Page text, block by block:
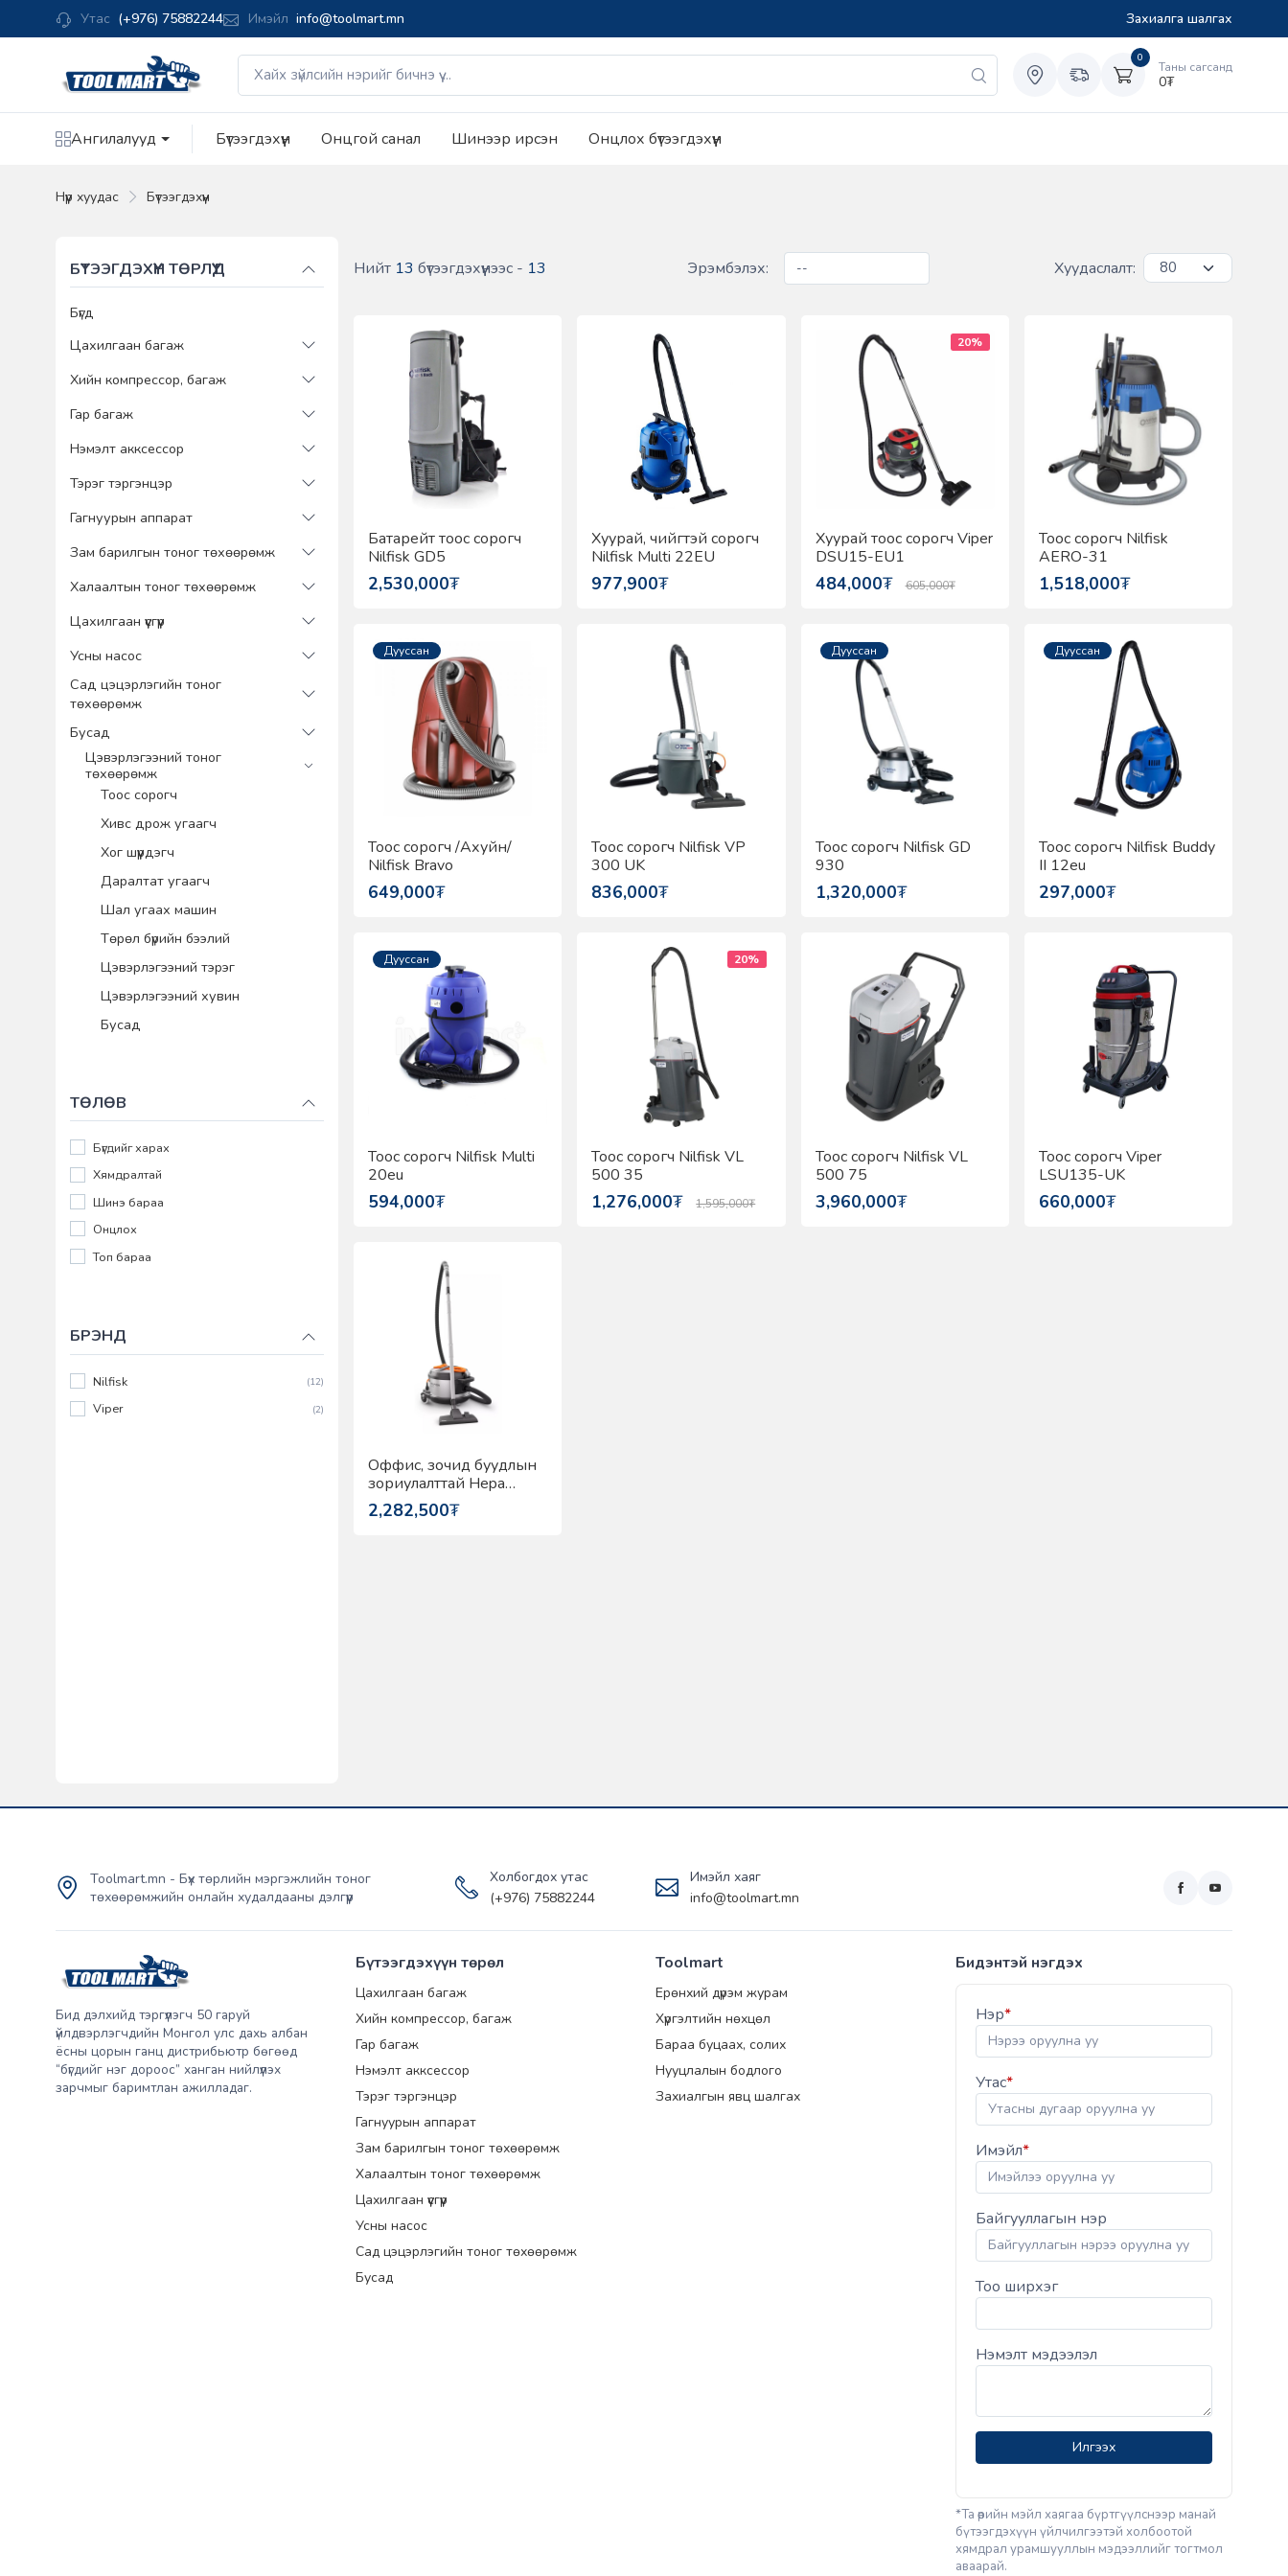
Утас (+976) 75882244 Имэйл info@toolmart.mn Захиалга шалгах
0
Таны сагсанд
0₮
Ангилалууд Бүтээгдэхүүн Онцгой санал Шинээр ирсэн Онцлох бүтээгдэхүүн
Нүүр хуудас Бүтээгдэхүүн
БҮТЭЭГДЭХҮҮН ТӨРЛҮҮД
Бүгд
Цахилгаан багаж
Хийн компрессор, багаж
Гар багаж
Нэмэлт акксессор
Тэрэг тэргэнцэр
Гагнуурын аппарат
Зам барилгын тоног төхөөрөмж
Халаалтын тоног төхөөрөмж
Цахилгаан үүсгүүр
Усны насос
Сад цэцэрлэгийн тоног
төхөөрөмж
Бусад
Цэвэрлэгээний тоног
төхөөрөмж
Тоос сорогч
Хивс дрож угаагч
Хог шүүрдэгч
Даралтат угаагч
Шал угаах машин
Төрөл бүрийн бээлий
Цэвэрлэгээний тэрэг
Цэвэрлэгээний хувин
Бусад
ТӨЛӨВ
Бүгдийг харах
Хямдралтай
Шинэ бараа
Онцлох
Топ бараа
БРЭНД
Nilfisk (12)
Viper (2)
Нийт 13 бүтээгдэхүүнээс - 13 Эрэмбэлэх: Хуудаслалт:
Батарейт тоос сорогч
Nilfisk GD5
2,530,000₮
Хуурай, чийгтэй сорогч
Nilfisk Multi 22EU
977,900₮
20%
Хуурай тоос сорогч Viper
DSU15-EU1
484,000₮ 605,000₮
Тоос сорогч Nilfisk
AERO-31
1,518,000₮
Дууссан
Тоос сорогч /Ахуйн/
Nilfisk Bravo
649,000₮
Тоос сорогч Nilfisk VP
300 UK
836,000₮
Дууссан
Тоос сорогч Nilfisk GD
930
1,320,000₮
Дууссан
Тоос сорогч Nilfisk Buddy
II 12eu
297,000₮
Дууссан
Тоос сорогч Nilfisk Multi
20eu
594,000₮
20%
Тоос сорогч Nilfisk VL
500 35
1,276,000₮ 1,595,000₮
Тоос сорогч Nilfisk VL
500 75
3,960,000₮
Тоос сорогч Viper
LSU135-UK
660,000₮
Оффис, зочид буудлын
зориулалттай Hepa
Филтертэй мэргэжлийн
тоос соруулагч Nilfisk
2,282,500₮
Toolmart.mn - Бүх төрлийн мэргэжлийн тоног
төхөөрөмжийн онлайн худалдааны дэлгүүр
Холбогдох утас
(+976) 75882244
Имэйл хаяг
info@toolmart.mn
Бид дэлхийд тэргүүлэгч 50 гаруй
үйлдвэрлэгчдийн Монгол улс дахь албан
ёсны цорын ганц дистрибьютр бөгөөд
“бүгдийг нэг дороос” ханган нийлүүлэх
зарчмыг баримтлан ажилладаг.
Бүтээгдэхүүн төрөл
Цахилгаан багаж
Хийн компрессор, багаж
Гар багаж
Нэмэлт акксессор
Тэрэг тэргэнцэр
Гагнуурын аппарат
Зам барилгын тоног төхөөрөмж
Халаалтын тоног төхөөрөмж
Цахилгаан үүсгүүр
Усны насос
Сад цэцэрлэгийн тоног төхөөрөмж
Бусад
Toolmart
Ерөнхий дүрэм журам
Хүргэлтийн нөхцөл
Бараа буцаах, солих
Нууцлалын бодлого
Захиалгын явц шалгах
Бидэнтэй нэгдэх
Нэр*
Утас*
Имэйл*
Байгууллагын нэр
Тоо ширхэг
Нэмэлт мэдээлэл
Илгээх
*Та өөрийн мэйл хаягаа бүртгүүлснээр манай
бүтээгдэхүүн үйлчилгээтэй холбоотой
хямдрал урамшууллын мэдээллийг тогтмол
аваарай.